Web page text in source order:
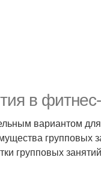
в
вариантом для
групповых
групповых